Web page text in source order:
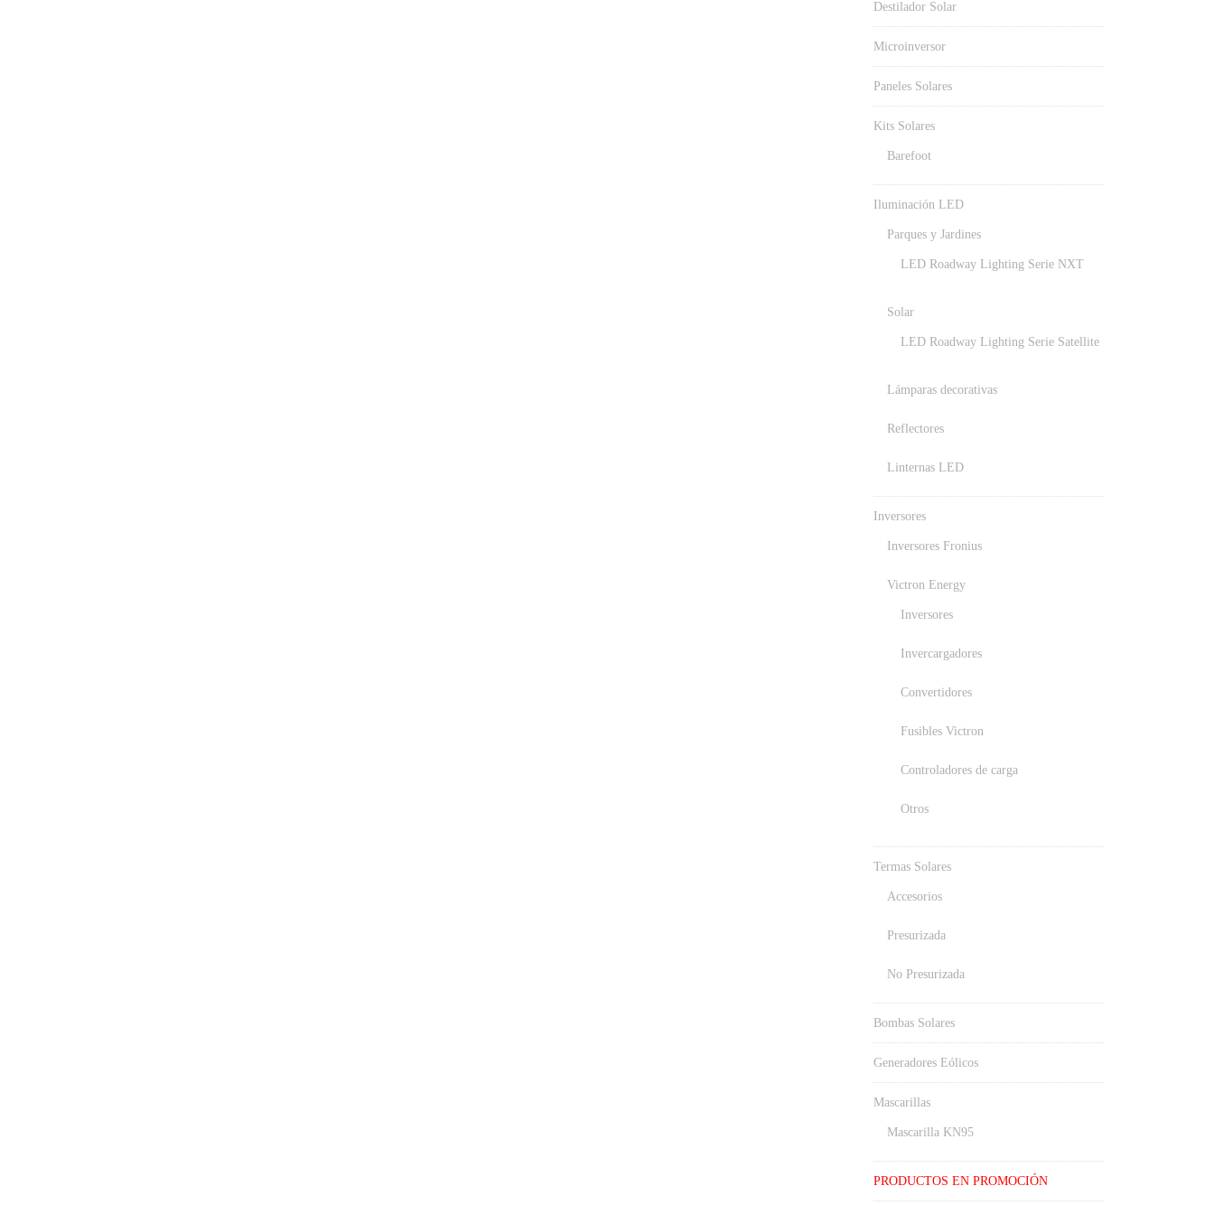
Destilador Solar
Microinversor
Paneles Solares
Kits Solares
Barefoot
Iluminación LED
Parques y Jardines
LED Roadway Lighting Serie NXT
Solar
LED Roadway Lighting Serie Satellite
Lámparas decorativas
Reflectores
Linternas LED
Inversores
Inversores Fronius
Victron Energy
Inversores
Invercargadores
Convertidores
Fusibles Victron
Controladores de carga
Otros
Termas Solares
Accesorios
Presurizada
No Presurizada
Bombas Solares
Generadores Eólicos
Mascarillas
Mascarilla KN95
PRODUCTOS EN PROMOCIÓN